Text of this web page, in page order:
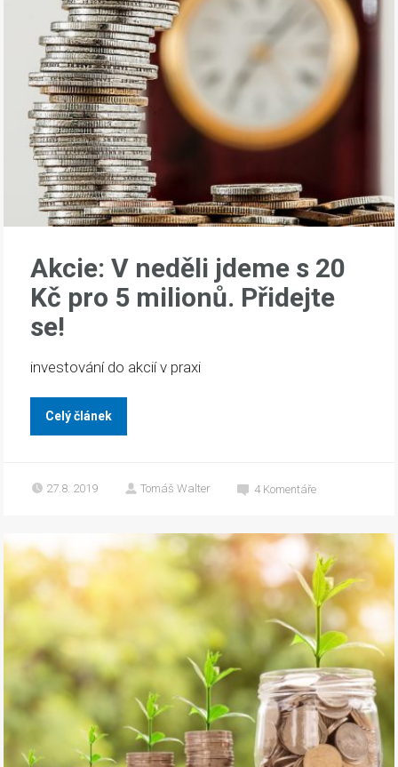
Akcie: V neděli jdeme s 20
Kč pro 5 milionů. Přidejte
se!
investování do akcií v praxi
Celý článek
27.8. 2019 Tomáš Walter 4 Komentáře